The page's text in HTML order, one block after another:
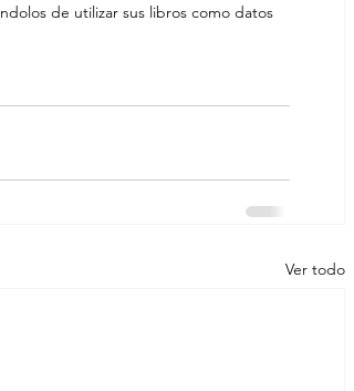
de utilizar sus libros como datos
Ver todo